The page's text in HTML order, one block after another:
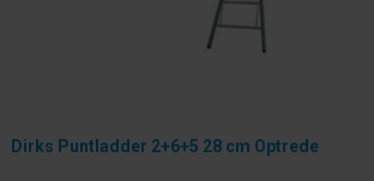
Dirks Puntladder 2+6+5 28 cm Optrede